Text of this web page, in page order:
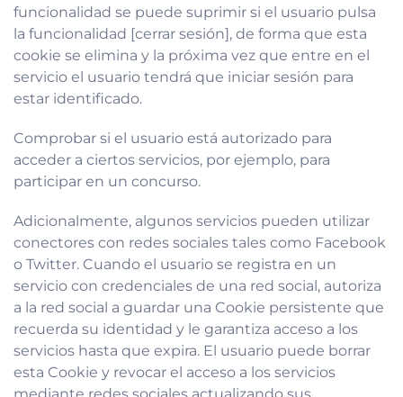
funcionalidad se puede suprimir si el usuario pulsa
la funcionalidad [cerrar sesión], de forma que esta
cookie se elimina y la próxima vez que entre en el
servicio el usuario tendrá que iniciar sesión para
estar identificado.
Comprobar si el usuario está autorizado para
acceder a ciertos servicios, por ejemplo, para
participar en un concurso.
Adicionalmente, algunos servicios pueden utilizar
conectores con redes sociales tales como Facebook
o Twitter. Cuando el usuario se registra en un
servicio con credenciales de una red social, autoriza
a la red social a guardar una Cookie persistente que
recuerda su identidad y le garantiza acceso a los
servicios hasta que expira. El usuario puede borrar
esta Cookie y revocar el acceso a los servicios
mediante redes sociales actualizando sus